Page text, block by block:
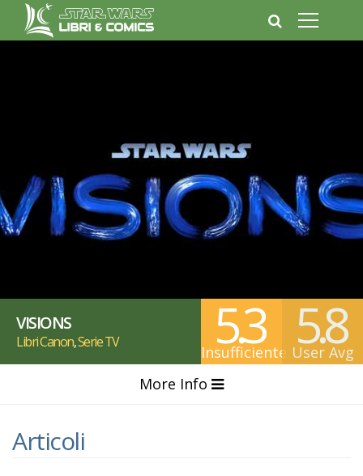
VISIONS
Libri Canon,Serie TV 5.3
Insufficiente 5.8
User Avg
More Info
Articoli